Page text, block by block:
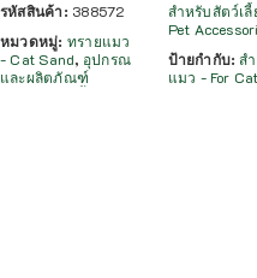
รหัสสินค้า: 388572
หมวดหมู่: ทรายแมว
- Cat Sand, อุปกรณ
และผลิตภัณฑ์
สำหรับสัตว์เลี้
Pet
ป้ายกำกับ:ส
แมว - For